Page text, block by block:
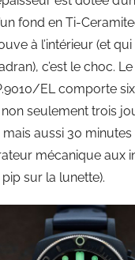
fond en Ti-
à l’intérieur (et
c’est le choc.
EL comporte
seulement trois
aussi 30 minutes
mécanique aux
sur la lunette).